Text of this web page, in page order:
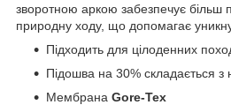
зворотною аркою забезпечує більш
природну ходу, що допомагає
Підходить для цілоденних
Підошва на 30% складається з
Мембрана Gore-Tex